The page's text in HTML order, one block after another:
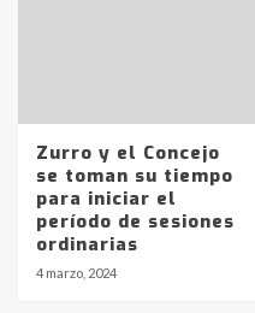
Zurro y el Concejo
se toman su tiempo
para iniciar el
período de sesiones
ordinarias
4 marzo, 2024
6
La Bolsa de
Blanca
con lluvias
de la